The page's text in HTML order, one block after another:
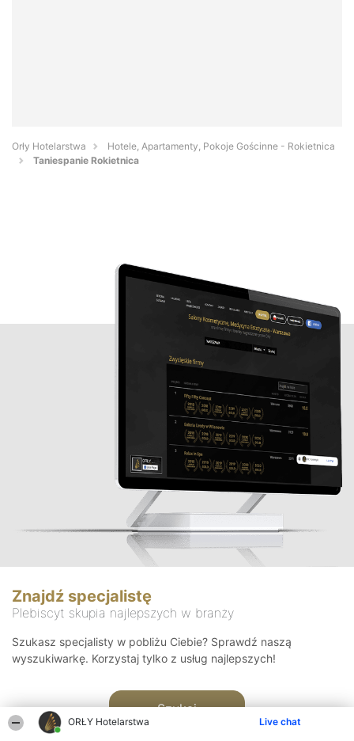
ORŁY Hotelarstwa Live chat
Orły Hotelarstwa
Hotele, Apartamenty, Pokoje Gościnne - Rokietnica
Taniespanie Rokietnica
Znajdź specjalistę
Plebiscyt skupia najlepszych w branży
Szukasz specjalisty w pobliżu Ciebie? Sprawdź naszą
wyszukiwarkę. Korzystaj tylko z usług najlepszych!
Szukaj